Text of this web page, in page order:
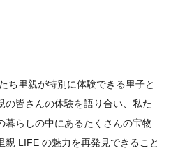
ち里親が特別に体験できる里子と
の皆さんの体験を語り合い、私た
暮らしの中にあるたくさんの宝物
親 LIFE の魅力を再発見できること